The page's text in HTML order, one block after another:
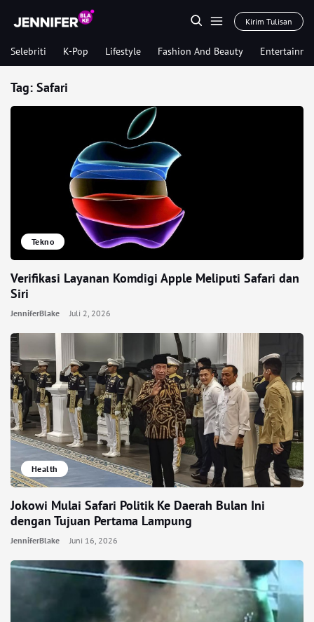
Kirim Tulisan
Selebriti K-Pop Lifestyle Fashion And Beauty
Tag: Safari
Tekno
Verifikasi Layanan Komdigi Apple Meliputi Safari dan
Siri
JenniferBlake Juli 2, 2026
Health
Jokowi Mulai Safari Politik Ke Daerah Bulan Ini
dengan Tujuan Pertama Lampung
JenniferBlake Juni 16, 2026